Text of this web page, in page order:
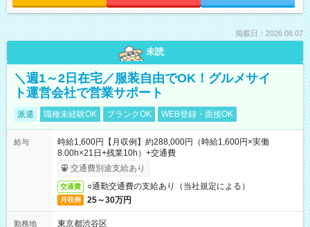
掲載日：2026.08.07
未読
＼週1～2日在宅／服装自由でOK！グルメサイ
ト運営会社で営業サポート
派遣 職種未経験OK ブランクOK WEB登録・面接OK
給与
時給1,600円【月収例】約288,000円（時給1,600円×実働
8.00h×21日+残業10h）+交通費
交通費別途支給あり
交通費 ○通勤交通費の支給あり（当社規定による）
月収例 25～30万円
勤務地 東京都渋谷区